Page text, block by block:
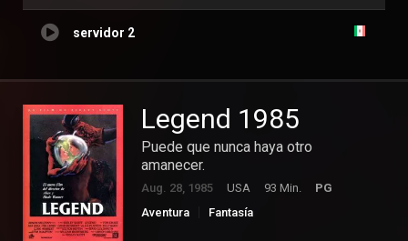
servidor 2
Legend 1985
Puede que nunca haya otro
amanecer.
Aug. 28, 1985 USA 93 Min.
PG
Aventura
Fantasía